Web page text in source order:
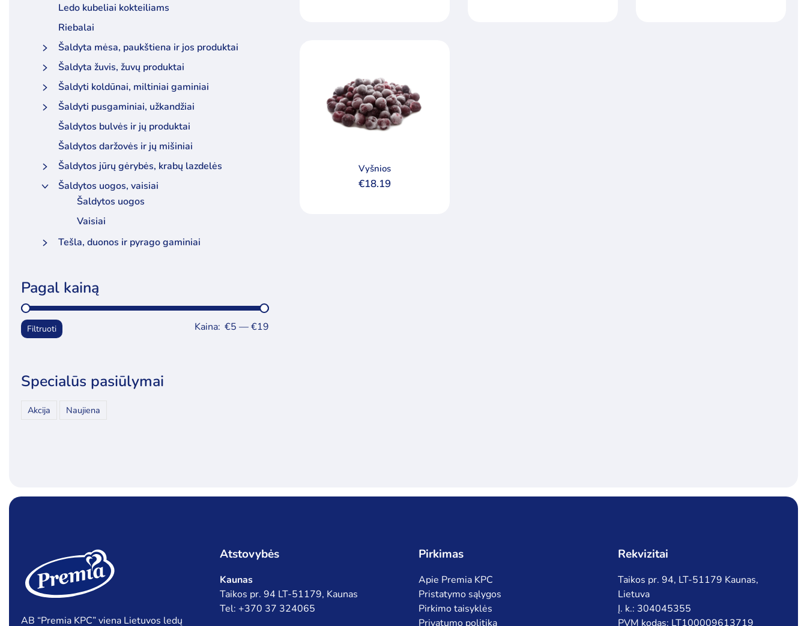
Ledo kubeliai kokteiliams
Riebalai
Šaldyta mėsa, paukštiena ir jos produktai
Šaldyta žuvis, žuvų produktai
Šaldyti koldūnai, miltiniai gaminiai
Šaldyti pusgaminiai, užkandžiai
Šaldytos bulvės ir jų produktai
Šaldytos daržovės ir jų mišiniai
Šaldytos jūrų gėrybės, krabų lazdelės
Šaldytos uogos, vaisiai
Šaldytos uogos
Vaisiai
Tešla, duonos ir pyrago gaminiai
Pagal kainą
Min
Maks
Filtruoti Kaina: €5 —€19
Specialūs pasiūlymai
Akcija Naujiena
Vyšnios
€18.19
AB “Premia KPC” viena Lietuvos ledų
Atstovybės
Kaunas
Taikos pr. 94 LT-51179, Kaunas
Tel: +370 37 324065
Pirkimas
Apie Premia KPC
Pristatymo sąlygos
Pirkimo taisyklės
Privatumo politika
Rekvizitai
Taikos pr. 94, LT-51179 Kaunas,
Lietuva
Į. k.: 304045355
PVM kodas: LT100009613719